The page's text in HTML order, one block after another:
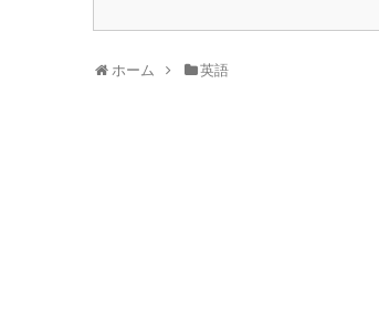
ホーム 英語